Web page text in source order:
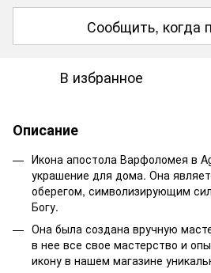
Сообщить, когда
В избранное
Описание
Икона апостола Варфоломея в
украшение для дома. Она
оберегом, символизирующим
Богу.
Она была создана вручную
в нее все свое мастерство и
икону в нашем магазине